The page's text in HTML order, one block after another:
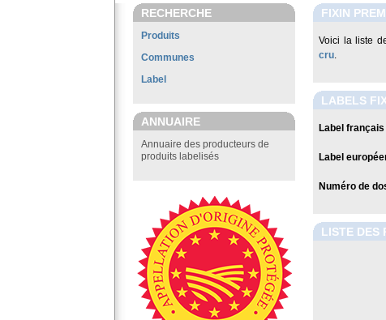
RECHERCHE
Produits
Communes
Label
ANNUAIRE
Annuaire des producteurs de
produits labelisés
FIXIN
Voici la liste
cru.
LABELS
Label français
Label
Numéro de
LISTE DES